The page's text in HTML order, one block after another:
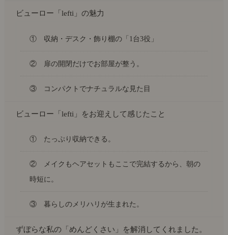
ビューロー「lefti」の魅力
① 収納・デスク・飾り棚の「1台3役」
② 扉の開閉だけでお部屋が整う。
③ コンパクトでナチュラルな見た目
ビューロー「lefti」をお迎えして感じたこと
① たっぷり収納できる。
② メイクもヘアセットもここで完結するから、朝の
時短に。
③ 暮らしのメリハリが生まれた。
ずぼらな私の「めんどくさい」を解消してくれました。